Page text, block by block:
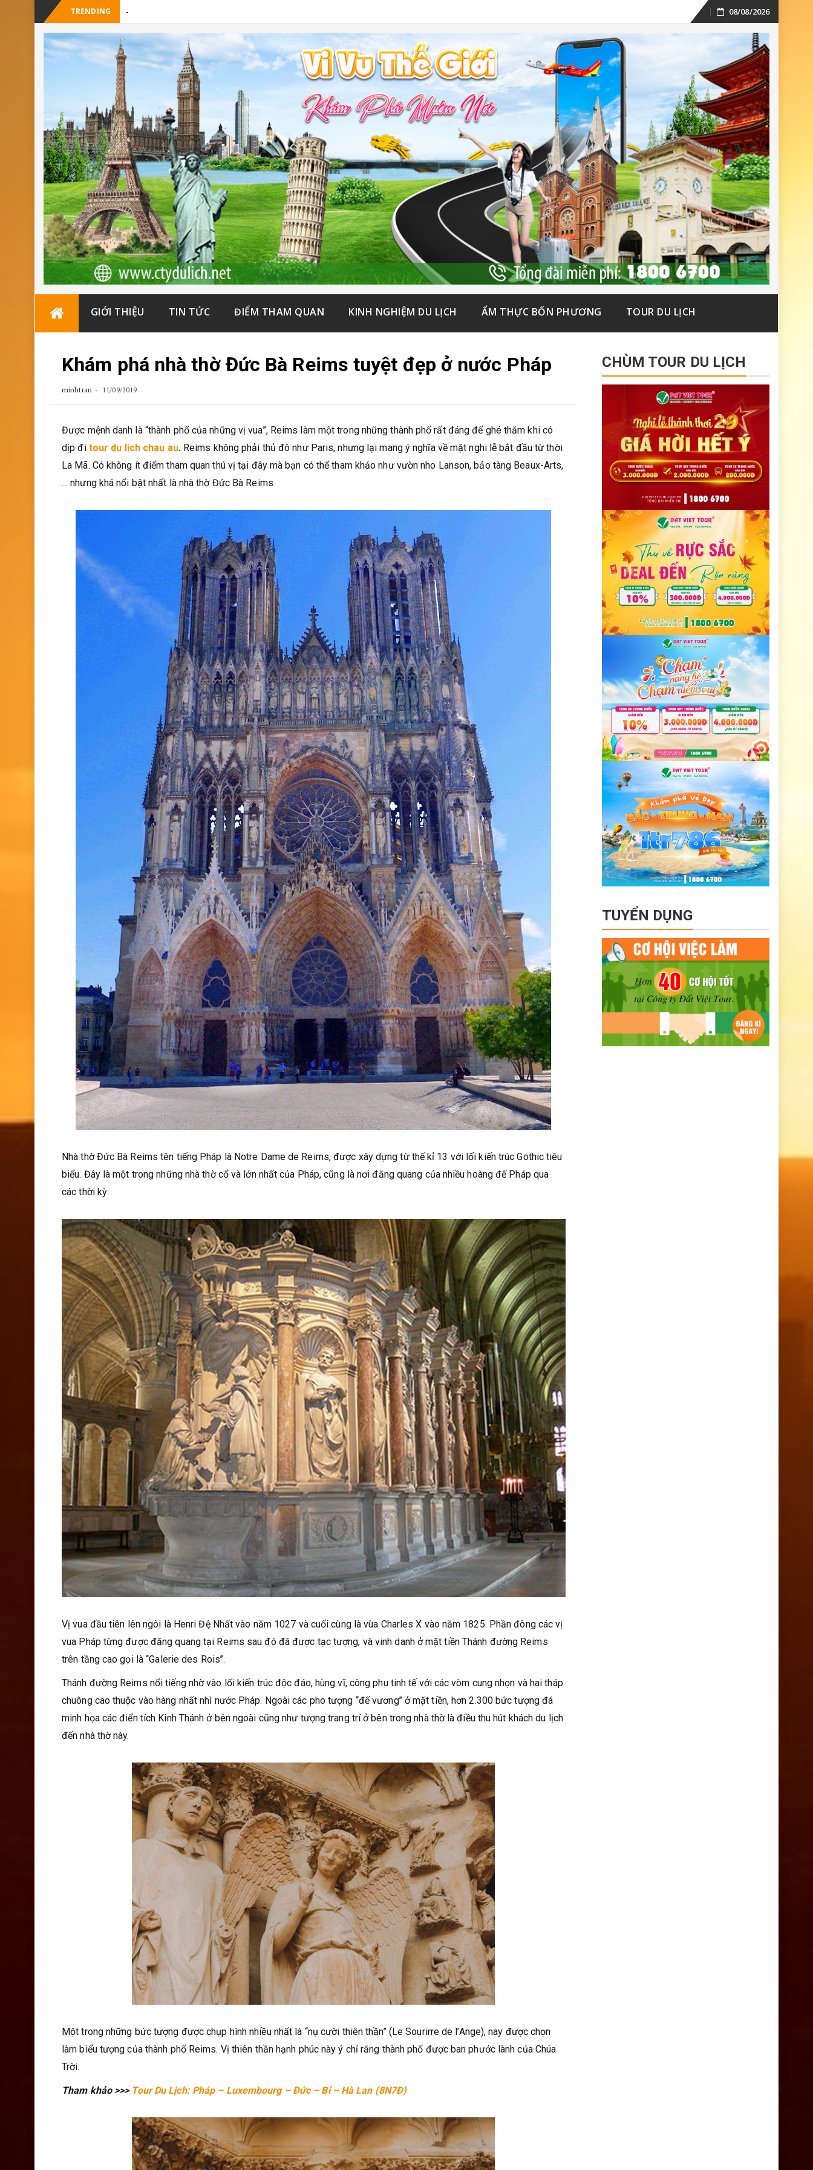
TRENDING Checklist quán cà phê đẹp dịp 2/9 ở Đ
Skip
content
08/08/2026
GIỚI THIỆU TIN TỨC ĐIỂM THAM QUAN KINH NGHIỆM DU LỊCH ẨM THỰC BỐN PHƯƠNG TOUR DU LỊCH
Khám phá nhà thờ Đức Bà Reims tuyệt đẹp ở nước Pháp
minhtran 11/09/2019
Được mệnh danh là “thành phố của những vị vua”, Reims làm một trong những thành phố rất đáng để ghé thăm khi có
dịp đi tour du lich chau au.Reims không phải thủ đô như Paris, nhưng lại mang ý nghĩa về mặt nghi lễ bắt đầu từ thời
La Mã. Có không ít điểm tham quan thú vị tại đây mà bạn có thể tham khảo như vườn nho Lanson, bảo tàng Beaux-Arts,
… nhưng khá nổi bật nhất là nhà thờ Đức Bà Reims
Nhà thờ Đức Bà Reims tên tiếng Pháp là Notre Dame de Reims, được xây dựng từ thế kỉ 13 với lối kiến trúc Gothic tiêu
biểu. Đây là một trong những nhà thờ cổ và lớn nhất của Pháp, cũng là nơi đăng quang của nhiều hoàng đế Pháp qua
các thời kỳ.
Vị vua đầu tiên lên ngôi là Henri Đệ Nhất vào năm 1027 và cuối cùng là vùa Charles X vào năm 1825. Phần đông các vị
vua Pháp từng được đăng quang tại Reims sau đó đã được tạc tượng, và vinh danh ở mặt tiền Thánh đường Reims
trên tầng cao gọi là ‘‘Galerie des Rois’’.
Thánh đường Reims nổi tiếng nhờ vào lối kiến trúc độc đáo, hùng vĩ, công phu tinh tế với các vòm cung nhọn và hai tháp
chuông cao thuộc vào hàng nhất nhì nước Pháp. Ngoài các pho tượng ‘‘đế vương’’ ở mặt tiền, hơn 2.300 bức tượng đá
minh họa các điển tích Kinh Thánh ở bên ngoài cũng như tượng trang trí ở bên trong nhà thờ là điều thu hút khách du lịch
đến nhà thờ này.
Một trong những bức tượng được chụp hình nhiều nhất là ‘‘nụ cười thiên thần’’ (Le Sourirre de l’Ange), nay được chọn
làm biểu tượng của thành phố Reims. Vị thiên thần hạnh phúc này ý chỉ rằng thành phố được ban phước lành của Chúa
Trời.
Tham khảo >>> Tour Du Lịch: Pháp – Luxembourg – Đức – Bỉ – Hà Lan (8N7Đ)
CHÙM TOUR DU LỊCH
TUYỂN DỤNG